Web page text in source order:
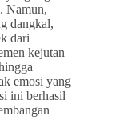
Namun,
dangkal,
dari
kejutan
emosi yang
ini berhasil